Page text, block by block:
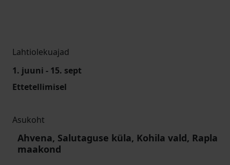
Lahtiolekuajad
1. juuni - 15. sept
Ettetellimisel
Asukoht
Ahvena, Salutaguse küla, Kohila vald, Rapla
maakond